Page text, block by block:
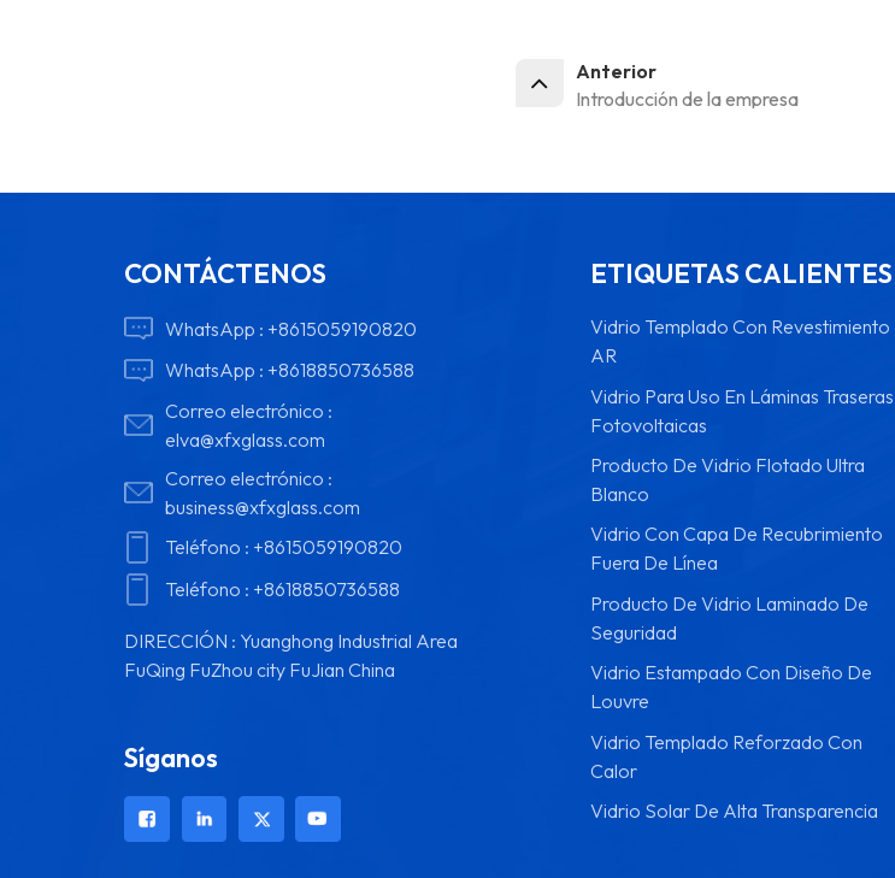
Anterior
Introducción de la empresa
CONTÁCTENOS
WhatsApp : +8615059190820
WhatsApp : +8618850736588
Correo electrónico :
elva@xfxglass.com
Correo electrónico :
business@xfxglass.com
Teléfono : +8615059190820
Teléfono : +8618850736588
DIRECCIÓN : Yuanghong Industrial Area
FuQing FuZhou city FuJian China
Síganos
ETIQUETAS CALIENTES
Vidrio Templado Con Revestimiento
AR
Vidrio Para Uso En Láminas Traseras
Fotovoltaicas
Producto De Vidrio Flotado Ultra
Blanco
Vidrio Con Capa De Recubrimiento
Fuera De Línea
Producto De Vidrio Laminado De
Seguridad
Vidrio Estampado Con Diseño De
Louvre
Vidrio Templado Reforzado Con
Calor
Vidrio Solar De Alta Transparencia